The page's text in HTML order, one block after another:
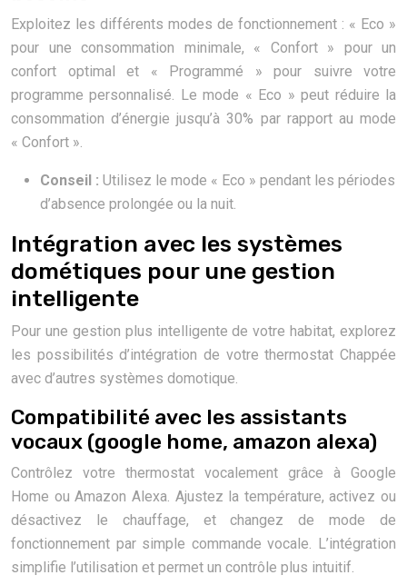
Exploitez les différents modes de fonctionnement : « Eco »
pour une consommation minimale, « Confort » pour un
confort optimal et « Programmé » pour suivre votre
programme personnalisé. Le mode « Eco » peut réduire la
consommation d’énergie jusqu’à 30% par rapport au mode
« Confort ».
Conseil : Utilisez le mode « Eco » pendant les périodes
d’absence prolongée ou la nuit.
Intégration avec les systèmes
dométiques pour une gestion
intelligente
Pour une gestion plus intelligente de votre habitat, explorez
les possibilités d’intégration de votre thermostat Chappée
avec d’autres systèmes domotique.
Compatibilité avec les assistants
vocaux (google home, amazon alexa)
Contrôlez votre thermostat vocalement grâce à Google
Home ou Amazon Alexa. Ajustez la température, activez ou
désactivez le chauffage, et changez de mode de
fonctionnement par simple commande vocale. L’intégration
simplifie l’utilisation et permet un contrôle plus intuitif.